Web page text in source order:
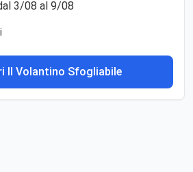
Il Volantino Sfogliabile